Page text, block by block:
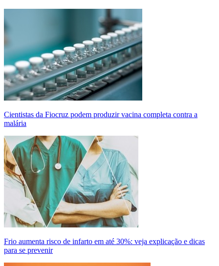
Cientistas da Fiocruz podem produzir vacina completa contra a
malária
Frio aumenta risco de infarto em até 30%: veja explicação e dicas
para se prevenir